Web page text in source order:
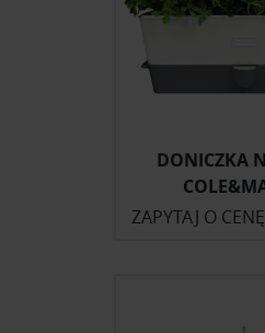
DONICZKA
ZAPYTAJ O